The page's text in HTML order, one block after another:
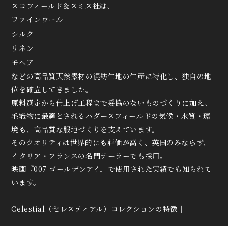
スコフィールド＆スミス社は、
ファインウール
シルク
リネン
モヘア
などの高品質天然素材の混紡生地の生産に特化し、独自の地
位を確立してきました。
原料選定から仕上げ工程まで妥協のないものづくりに加え、
毛織物に最適とされるハダースフィールドの気候・水質・環
境も、高品質な服地づくりを支えています。
そのクオリティは世界的にも評価が高く、英国のみならず、
イタリア・フランスの名門テーラーでも採用。
映画『007 ゴールデンアイ』で使用された実績でも知られて
います。
Celestial（セレスティアル）コレクションの特徴｜